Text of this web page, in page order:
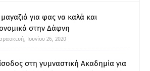
μαγαζιά για φας να καλά και
στην Δάφνη
Ιουνίου 26, 2020
στη γυμναστική Ακαδημία για